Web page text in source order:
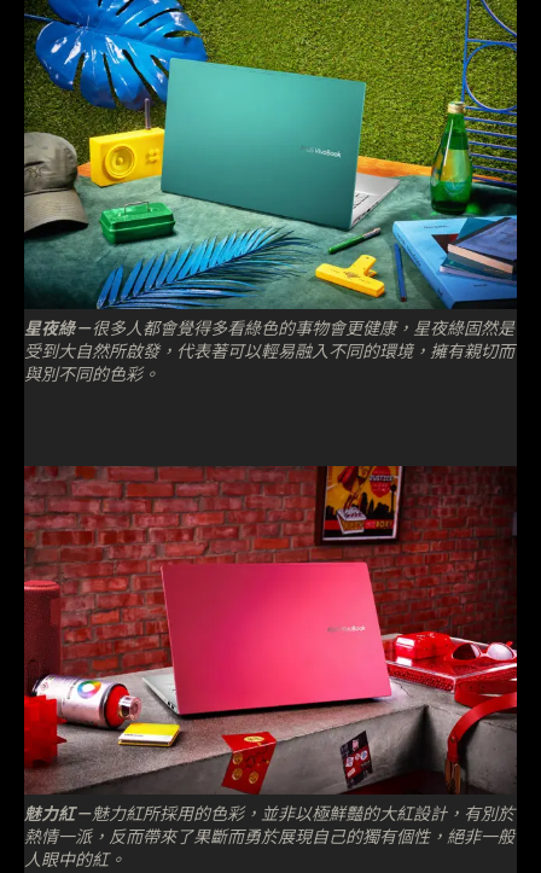
星夜綠－很多人都會覺得多看綠色的事物會更健康，星夜綠固然是
受到大自然所啟發，代表著可以輕易融入不同的環境，擁有親切而
與別不同的色彩。
魅力紅－魅力紅所採用的色彩，並非以極鮮豔的大紅設計，有別於
熱情一派，反而帶來了果斷而勇於展現自己的獨有個性，絕非一般
人眼中的紅。